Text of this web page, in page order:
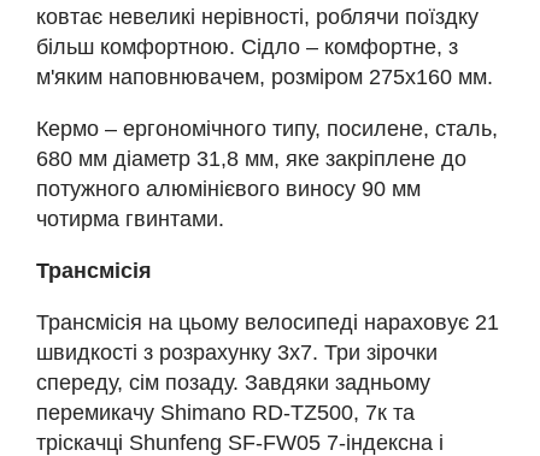
ковтає невеликі нерівності, роблячи поїздку
більш комфортною. Сідло – комфортне, з
м'яким наповнювачем, розміром 275х160 мм.
Кермо – ергономічного типу, посилене, сталь,
680 мм діаметр 31,8 мм, яке закріплене до
потужного алюмінієвого виносу 90 мм
чотирма гвинтами.
Трансмісія
Трансмісія на цьому велосипеді нараховує 21
швидкості з розрахунку 3х7. Три зірочки
спереду, сім позаду. Завдяки задньому
перемикачу Shimano RD-TZ500, 7к та
тріскачці Shunfeng SF-FW05 7-індексна і